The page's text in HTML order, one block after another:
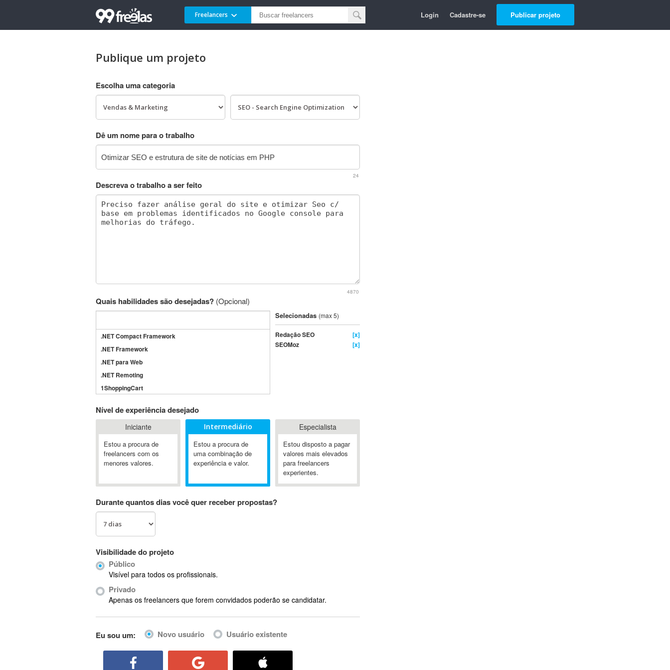
Freelancers Login Cadastre-se Publicar projeto
Publique um projeto
Escolha uma categoria
Dê um nome para o trabalho
24
Descreva o trabalho a ser feito
4870
Quais habilidades são desejadas? (Opcional)
.NET Compact Framework
.NET Framework
.NET para Web
.NET Remoting
1ShoppingCart
3GSM
4D Dimension
802.11
A&P
A-GPS
Ab Initio
ABIS
AbleCommerce
Ableton Live
Abstract Window Toolkit (AWT)
Selecionadas (max 5)
Redação SEO
[x]
SEOMoz
[x]
Nível de experiência desejado
Iniciante
Estou a procura de
freelancers com os
menores valores.
Intermediário
Estou a procura de
uma combinação de
experiência e valor.
Especialista
Estou disposto a pagar
valores mais elevados
para freelancers
experientes.
Durante quantos dias você quer receber propostas?
Visibilidade do projeto
Público
Visível para todos os profissionais.
Privado
Apenas os freelancers que forem convidados poderão se candidatar.
Eu sou um: Novo usuário Usuário existente